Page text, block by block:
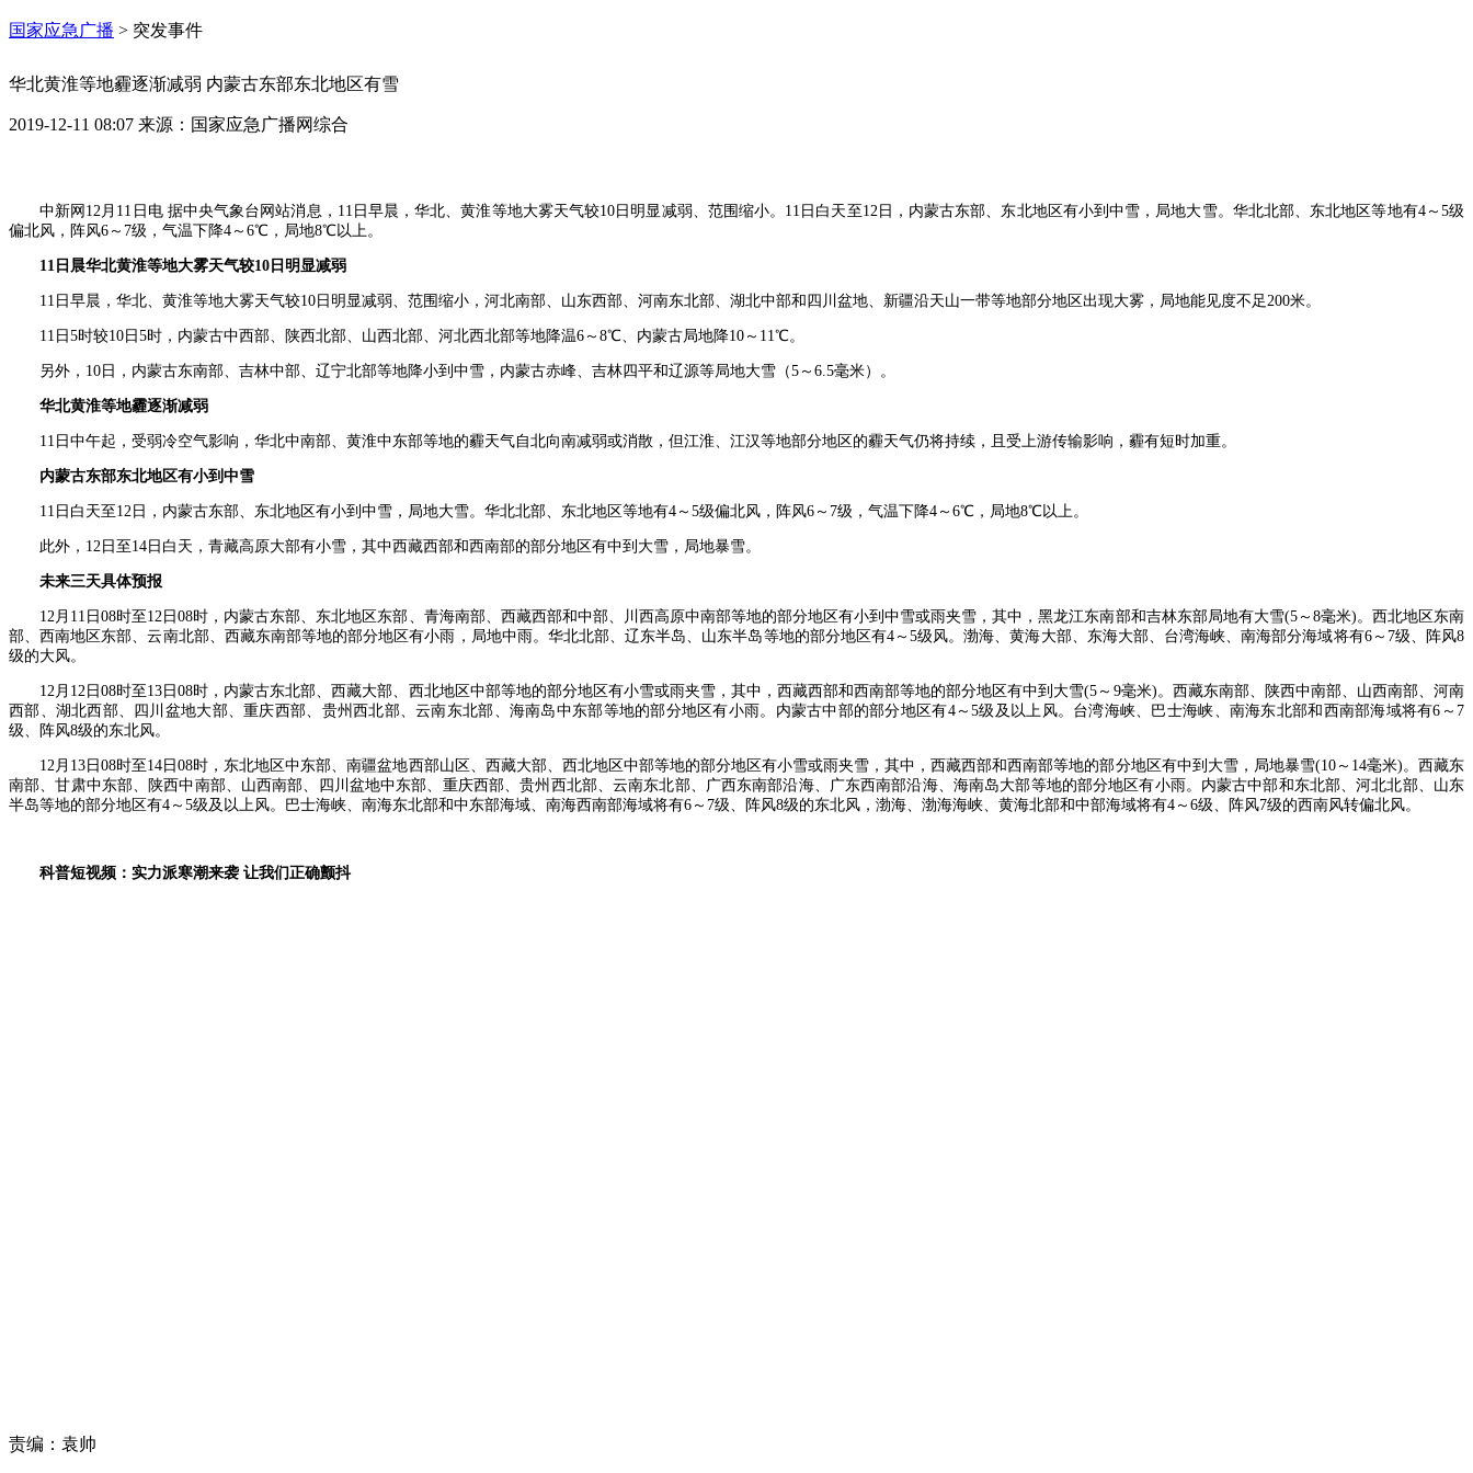
国家应急广播 > 突发事件
华北黄淮等地霾逐渐减弱 内蒙古东部东北地区有雪
2019-12-11 08:07 来源： 国家应急广播网综合
中新网12月11日电 据中央气象台网站消息，11日早晨，华北、黄淮等地大雾天气较10日明显减弱、范围缩小。11日白天至12日，内蒙古东部、东北地区有小到中雪，局地大雪。华北北部、东北地区等地有4～5级
偏北风，阵风6～7级，气温下降4～6℃，局地8℃以上。
11日晨华北黄淮等地大雾天气较10日明显减弱
11日早晨，华北、黄淮等地大雾天气较10日明显减弱、范围缩小，河北南部、山东西部、河南东北部、湖北中部和四川盆地、新疆沿天山一带等地部分地区出现大雾，局地能见度不足200米。
11日5时较10日5时，内蒙古中西部、陕西北部、山西北部、河北西北部等地降温6～8℃、内蒙古局地降10～11℃。
另外，10日，内蒙古东南部、吉林中部、辽宁北部等地降小到中雪，内蒙古赤峰、吉林四平和辽源等局地大雪（5～6.5毫米）。
华北黄淮等地霾逐渐减弱
11日中午起，受弱冷空气影响，华北中南部、黄淮中东部等地的霾天气自北向南减弱或消散，但江淮、江汉等地部分地区的霾天气仍将持续，且受上游传输影响，霾有短时加重。
内蒙古东部东北地区有小到中雪
11日白天至12日，内蒙古东部、东北地区有小到中雪，局地大雪。华北北部、东北地区等地有4～5级偏北风，阵风6～7级，气温下降4～6℃，局地8℃以上。
此外，12日至14日白天，青藏高原大部有小雪，其中西藏西部和西南部的部分地区有中到大雪，局地暴雪。
未来三天具体预报
12月11日08时至12日08时，内蒙古东部、东北地区东部、青海南部、西藏西部和中部、川西高原中南部等地的部分地区有小到中雪或雨夹雪，其中，黑龙江东南部和吉林东部局地有大雪(5～8毫米)。西北地区东南
部、西南地区东部、云南北部、西藏东南部等地的部分地区有小雨，局地中雨。华北北部、辽东半岛、山东半岛等地的部分地区有4～5级风。渤海、黄海大部、东海大部、台湾海峡、南海部分海域将有6～7级、阵风8
级的大风。
12月12日08时至13日08时，内蒙古东北部、西藏大部、西北地区中部等地的部分地区有小雪或雨夹雪，其中，西藏西部和西南部等地的部分地区有中到大雪(5～9毫米)。西藏东南部、陕西中南部、山西南部、河南
西部、湖北西部、四川盆地大部、重庆西部、贵州西北部、云南东北部、海南岛中东部等地的部分地区有小雨。内蒙古中部的部分地区有4～5级及以上风。台湾海峡、巴士海峡、南海东北部和西南部海域将有6～7
级、阵风8级的东北风。
12月13日08时至14日08时，东北地区中东部、南疆盆地西部山区、西藏大部、西北地区中部等地的部分地区有小雪或雨夹雪，其中，西藏西部和西南部等地的部分地区有中到大雪，局地暴雪(10～14毫米)。西藏东
南部、甘肃中东部、陕西中南部、山西南部、四川盆地中东部、重庆西部、贵州西北部、云南东北部、广西东南部沿海、广东西南部沿海、海南岛大部等地的部分地区有小雨。内蒙古中部和东北部、河北北部、山东
半岛等地的部分地区有4～5级及以上风。巴士海峡、南海东北部和中东部海域、南海西南部海域将有6～7级、阵风8级的东北风，渤海、渤海海峡、黄海北部和中部海域将有4～6级、阵风7级的西南风转偏北风。
科普短视频：实力派寒潮来袭 让我们正确颤抖
责编： 袁帅